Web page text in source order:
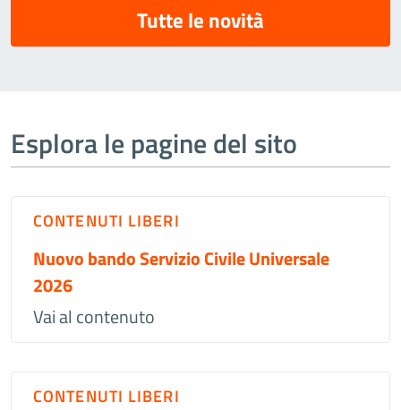
Tutte le novità
Esplora le pagine del sito
CONTENUTI LIBERI
Nuovo bando Servizio Civile Universale
2026
Vai al contenuto
CONTENUTI LIBERI